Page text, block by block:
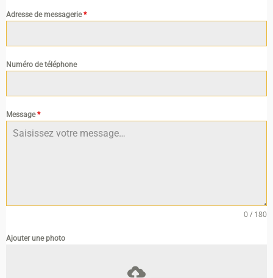
Adresse de messagerie*
Numéro de téléphone
Message*
0 / 180
Ajouter une photo